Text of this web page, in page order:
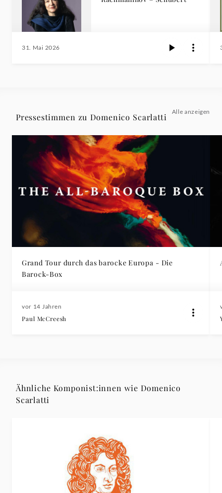
31. Mai 2026
Pressestimmen zu Domenico Scarlatti
Alle anzeigen
Grand Tour durch das barocke Europa - Die
Barock-Box
vor 14 Jahren
Paul McCreesh
Ähnliche Komponist:innen wie Domenico
Scarlatti